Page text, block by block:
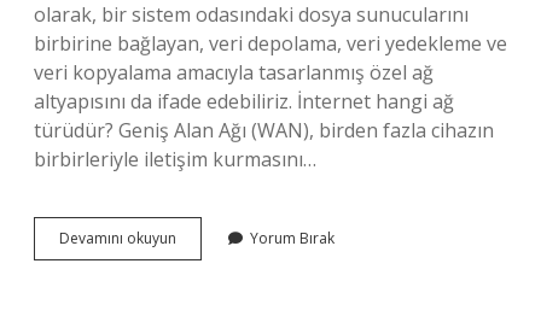
olarak, bir sistem odasındaki dosya sunucularını
birbirine bağlayan, veri depolama, veri yedekleme ve
veri kopyalama amacıyla tasarlanmış özel ağ
altyapısını da ifade edebiliriz. İnternet hangi ağ
türüdür? Geniş Alan Ağı (WAN), birden fazla cihazın
birbirleriyle iletişim kurmasını…
Devamını okuyun
Türleri
Yorum Bırak